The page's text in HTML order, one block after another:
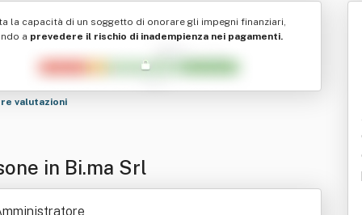
la capacità di un soggetto di onorare gli impegni finanziari,
a prevedere il rischio di inadempienza nei pagamenti.
valutazioni
in Bi.ma Srl